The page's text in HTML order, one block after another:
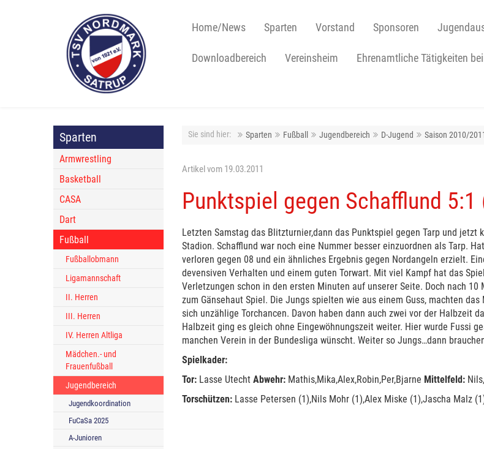
Home/News Sparten Vorstand Sponsoren
Downloadbereich Vereinsheim Ehrenamtliche Tätigkeiten
Sie sind hier: Sparten Fußball Jugendbereich D-Jugend Saison 2010/
Artikel vom 19.03.2011
Punktspiel gegen Schafflund 5:1
Letzten Samstag das Blitzturnier,dann das Punktspiel gegen Tarp und jetzt
Stadion. Schafflund war noch eine Nummer besser einzuordnen als Tarp.
verloren gegen 08 und ein ähnliches Ergebnis gegen Nordangeln erzielt.
devensiven Verhalten und einem guten Torwart. Mit viel Kampf hat das
Verletzungen schon in den ersten Minuten auf unserer Seite. Doch nach 10
zum Gänsehaut Spiel. Die Jungs spielten wie aus einem Guss, machten
sich unzählige Torchancen. Davon haben dann auch zwei vor der Halbzeit
Halbzeit ging es gleich ohne Eingewöhnungszeit weiter. Hier wurde Fussi
manchen Verein in der Bundesliga wünscht. Weiter so Jungs…dann
Spielkader:
Tor: Lasse Utecht Abwehr: Mathis,Mika,Alex,Robin,Per,Bjarne Mittelfeld:
Torschützen: Lasse Petersen (1),Nils Mohr (1),Alex Miske (1),Jascha Malz
Sparten
Armwrestling
Basketball
CASA
Dart
Fußball
Fußballobmann
Ligamannschaft
II. Herren
III. Herren
IV. Herren Altliga
Mädchen.- und
Frauenfußball
Jugendbereich
Jugendkoordination
FuCaSa 2025
A-Junioren